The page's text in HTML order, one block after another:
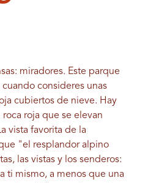
miradores. Este parque
consideres unas
cubiertos de nieve. Hay
roja que se elevan
vista favorita de la
"el resplandor alpino
las vistas y los senderos:
ti mismo, a menos que una